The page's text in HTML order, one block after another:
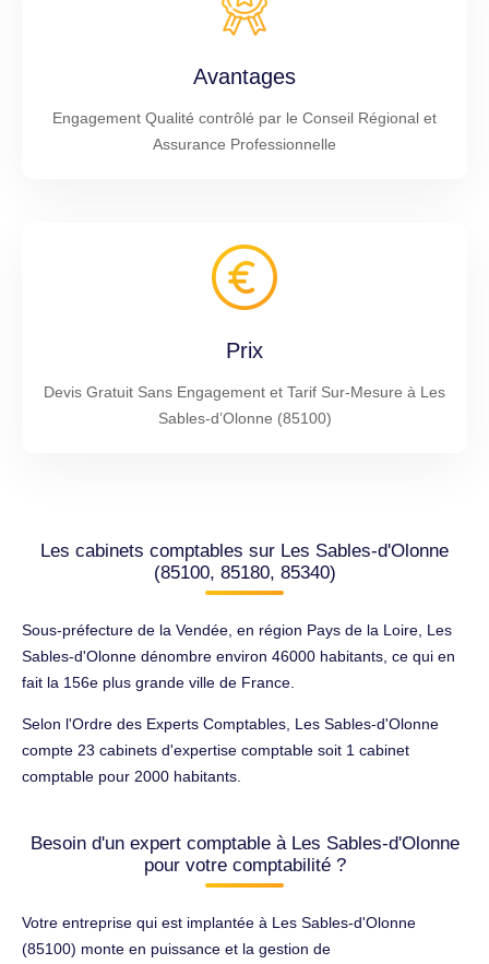
Avantages
Engagement Qualité contrôlé par le Conseil Régional et
Assurance Professionnelle
Prix
Devis Gratuit Sans Engagement et Tarif Sur-Mesure à Les
Sables-d’Olonne (85100)
Les cabinets comptables sur Les Sables-d'Olonne
(85100, 85180, 85340)
Sous-préfecture de la Vendée, en région Pays de la Loire, Les
Sables-d'Olonne dénombre environ 46000 habitants, ce qui en
fait la 156e plus grande ville de France.
Selon l'Ordre des Experts Comptables, Les Sables-d'Olonne
compte 23 cabinets d'expertise comptable soit 1 cabinet
comptable pour 2000 habitants.
Besoin d'un expert comptable à Les Sables-d'Olonne
pour votre comptabilité ?
Votre entreprise qui est implantée à Les Sables-d'Olonne
(85100) monte en puissance et la gestion de